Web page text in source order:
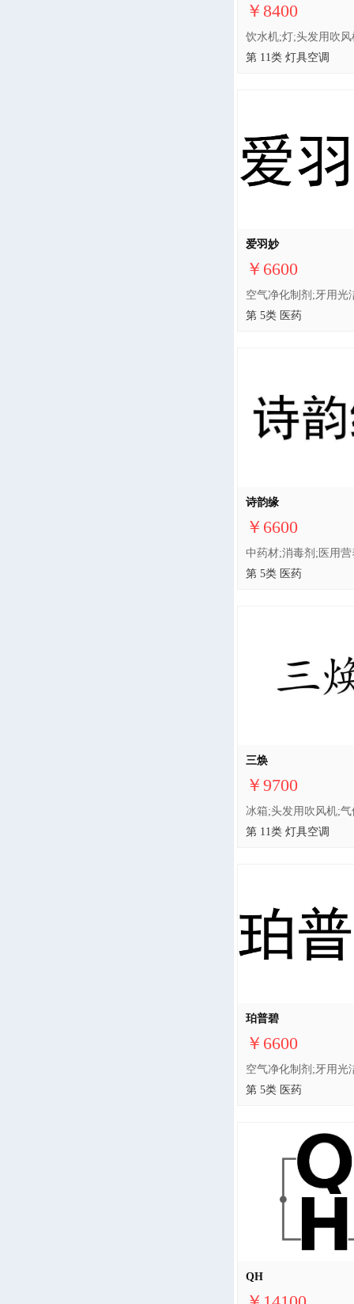
￥8400
第 11类 灯具空调
爱羽妙
￥6600
第 5类 医药
诗韵缘
￥6600
第 5类 医药
三焕
￥9700
第 11类 灯具空调
珀普碧
￥6600
第 5类 医药
QH